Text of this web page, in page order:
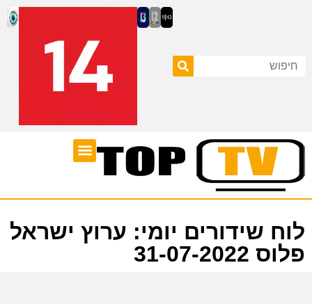
לוח שידורים יומי: ערוץ ישראל
פלוס 31-07-2022